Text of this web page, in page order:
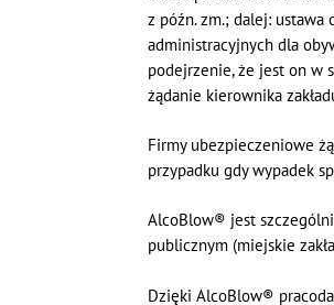
z późn. zm.; dalej:
administracyjnych dla
podejrzenie, że jest on w
żądanie kierownika
Firmy ubezpieczeniowe
przypadku gdy wypadek
AlcoBlow® jest
publicznym (miejskie
Dzięki AlcoBlow®